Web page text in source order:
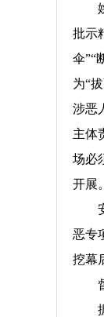
姚
批示
伞”“
为“
涉恶
主体
场必
开展。
安
恶专
挖幕
督
据